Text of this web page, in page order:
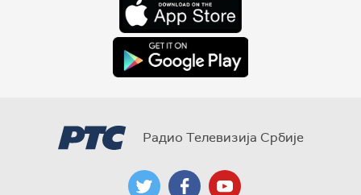
Радио Телевизија Србије